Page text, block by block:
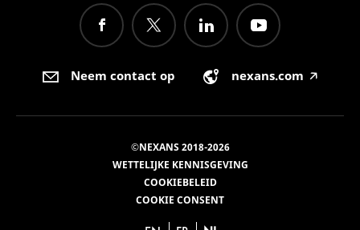
Neem contact op nexans.com 🡥
©NEXANS 2018-2026
WETTELIJKE KENNISGEVING
COOKIEBELEID
COOKIE CONSENT